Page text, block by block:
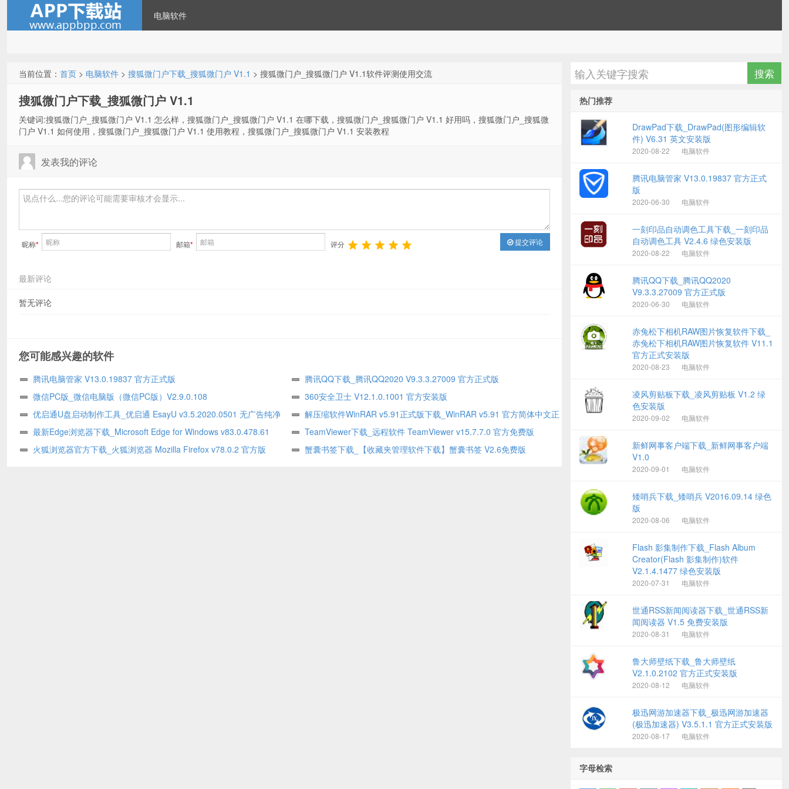
电脑软件
当前位置： 首页 > 电脑软件 > 搜狐微门户下载_搜狐微门户 V1.1 > 搜狐微门户_搜狐微门户 V1.1软件评测使用交流
搜狐微门户下载_搜狐微门户 V1.1
关键词:搜狐微门户_搜狐微门户 V1.1 怎么样，搜狐微门户_搜狐微门户 V1.1 在哪下载，搜狐微门户_搜狐微门户 V1.1 好用吗，搜狐微门户_搜狐微
门户 V1.1 如何使用，搜狐微门户_搜狐微门户 V1.1 使用教程，搜狐微门户_搜狐微门户 V1.1 安装教程
发表我的评论
昵称* 邮箱* 评分 提交评论
最新评论
暂无评论
您可能感兴趣的软件
腾讯电脑管家 V13.0.19837 官方正式版
腾讯QQ下载_腾讯QQ2020 V9.3.3.27009 官方正式版
微信PC版_微信电脑版（微信PC版）V2.9.0.108
360安全卫士 V12.1.0.1001 官方安装版
优启通U盘启动制作工具_优启通 EsayU v3.5.2020.0501 无广告纯净
版
解压缩软件WinRAR v5.91正式版下载_WinRAR v5.91 官方简体中文正
式版
最新Edge浏览器下载_Microsoft Edge for Windows v83.0.478.61
TeamViewer下载_远程软件 TeamViewer v15.7.7.0 官方免费版
火狐浏览器官方下载_火狐浏览器 Mozilla Firefox v78.0.2 官方版
蟹囊书签下载_【收藏夹管理软件下载】蟹囊书签 V2.6免费版
热门推荐
DrawPad下载_DrawPad(图形编辑软
件) V6.31 英文安装版
2020-08-22 电脑软件
腾讯电脑管家 V13.0.19837 官方正式
版
2020-06-30 电脑软件
一刻印品自动调色工具下载_一刻印品
自动调色工具 V2.4.6 绿色安装版
2020-08-22 电脑软件
腾讯QQ下载_腾讯QQ2020
V9.3.3.27009 官方正式版
2020-06-30 电脑软件
赤兔松下相机RAW图片恢复软件下载_
赤兔松下相机RAW图片恢复软件 V11.1
官方正式安装版
2020-08-23 电脑软件
凌风剪贴板下载_凌风剪贴板 V1.2 绿
色安装版
2020-09-02 电脑软件
新鲜网事客户端下载_新鲜网事客户端
V1.0
2020-09-01 电脑软件
矮哨兵下载_矮哨兵 V2016.09.14 绿色
版
2020-08-06 电脑软件
Flash 影集制作下载_Flash Album
Creator(Flash 影集制作)软件
V2.1.4.1477 绿色安装版
2020-07-31 电脑软件
世通RSS新闻阅读器下载_世通RSS新
闻阅读器 V1.5 免费安装版
2020-08-31 电脑软件
鲁大师壁纸下载_鲁大师壁纸
V2.1.0.2102 官方正式安装版
2020-08-12 电脑软件
极迅网游加速器下载_极迅网游加速器
(极迅加速器) V3.5.1.1 官方正式安装版
2020-08-17 电脑软件
字母检索